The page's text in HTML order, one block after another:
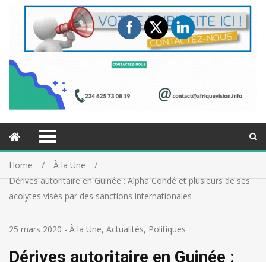
Home
À la Une
Dérives autoritaire en Guinée : Alpha Condé et plusieurs de ses
acolytes visés par des sanctions internationales
25 mars 2020 - À la Une, Actualités, Politiques
Dérives autoritaire en Guinée :